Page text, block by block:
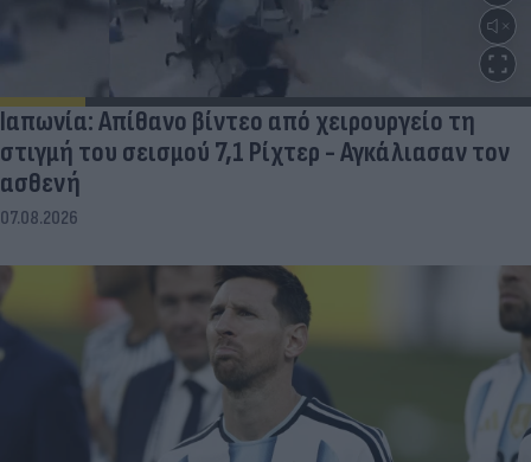
Ιαπωνία: Απίθανο βίντεο από χειρουργείο τη
στιγμή του σεισμού 7,1 Ρίχτερ - Αγκάλιασαν τον
ασθενή
07.08.2026